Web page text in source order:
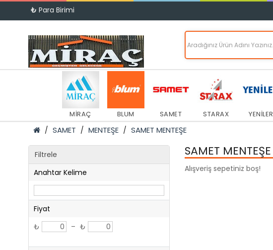
₺ Para Birimi
MİRAÇ BLUM SAMET STARAX YENİLER
SAMET MENTEŞE SAMET MENTEŞE
Filtrele
Anahtar Kelime
Fiyat
₺
– ₺
SAMET MENTEŞE
Alışveriş sepetiniz boş!